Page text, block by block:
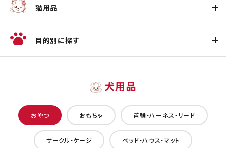
猫用品
目的別に探す
犬用品
おやつ おもちゃ 首輪・ハーネス・リード
サークル・ケージ ベッド・ハウス・マット